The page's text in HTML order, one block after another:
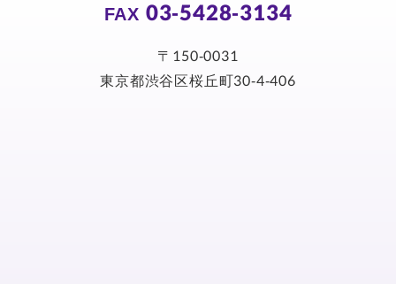
FAX 03-5428-3134
〒150-0031
東京都渋谷区桜丘町30-4-406